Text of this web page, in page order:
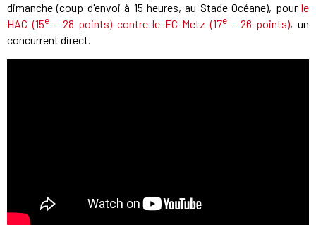
dimanche (coup d'envoi à 15 heures, au Stade Océane), pour le
HAC (15e- 28 points) contre le FC Metz (17e- 26 points), un
concurrent direct.